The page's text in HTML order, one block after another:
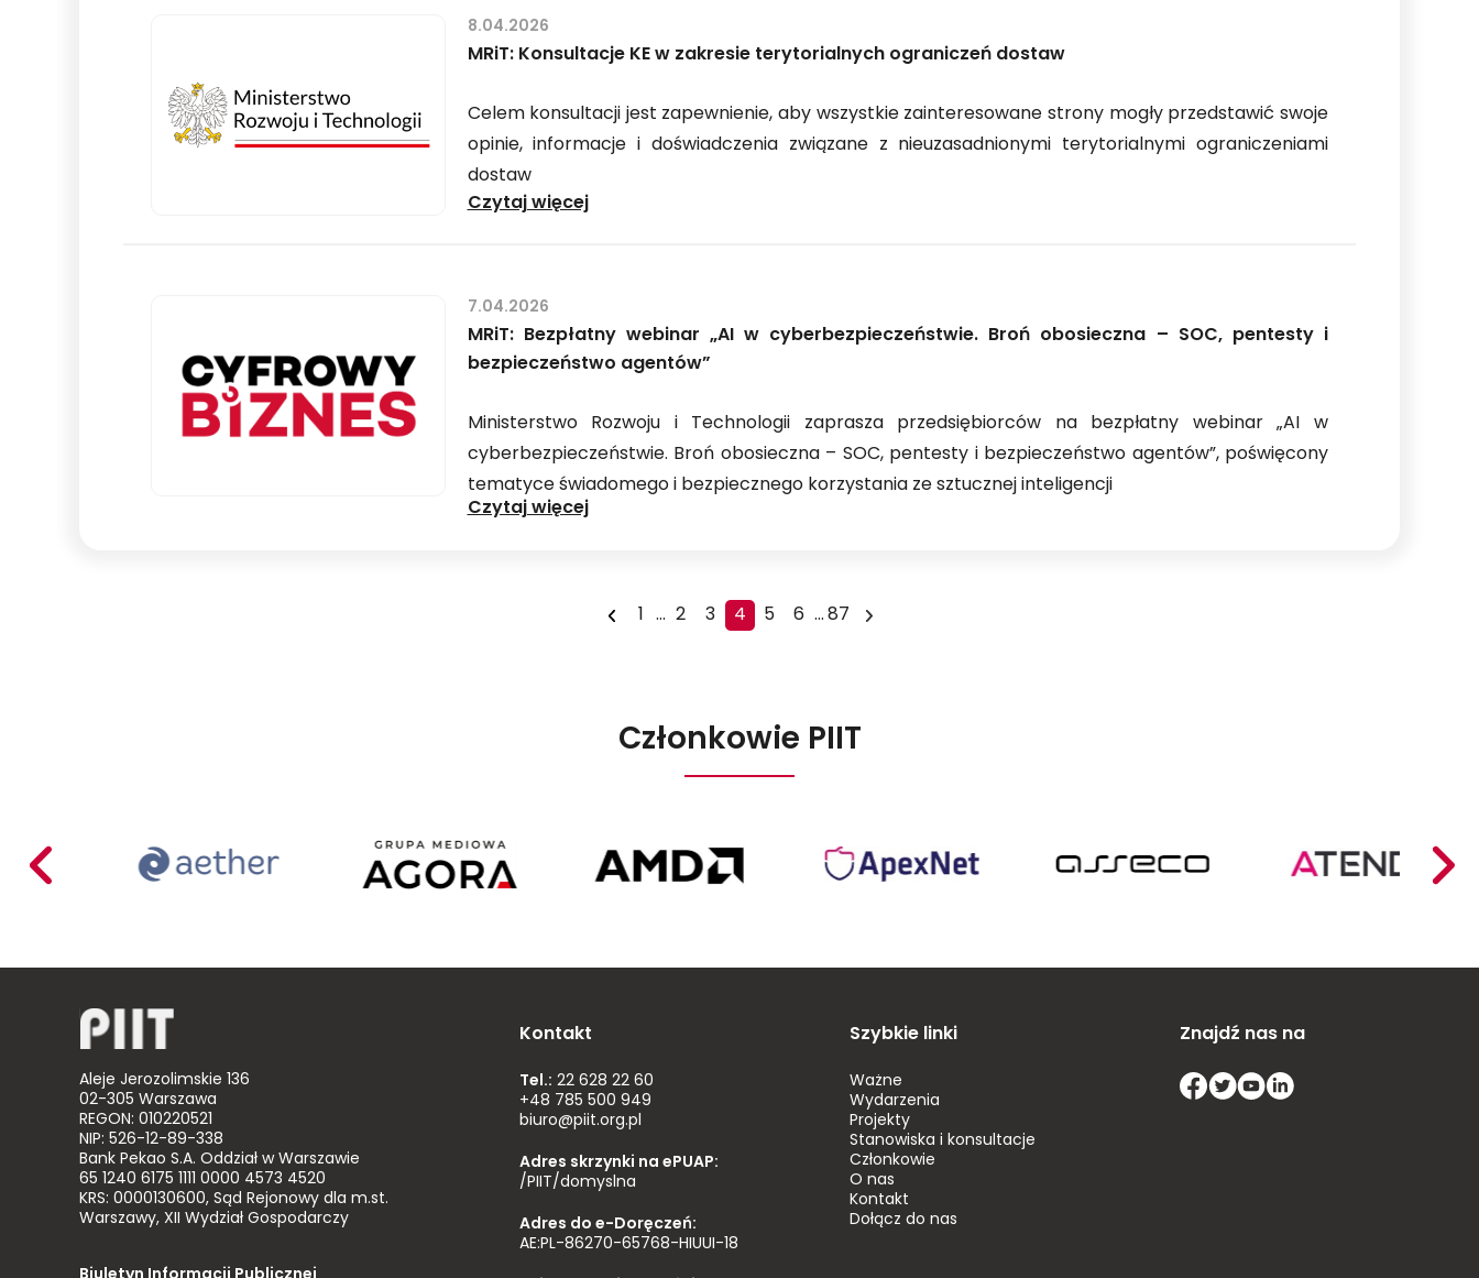
Izby
i
Telekomunikacji
MRiT: Konsultacje KE w zakresie terytorialnych ograniczeń dostaw
Celem konsultacji jest zapewnienie, aby wszystkie zainteresowane strony mogły przedstawić swoje
opinie, informacje i doświadczenia związane z nieuzasadnionymi terytorialnymi ograniczeniami
dostaw
Czytaj więcejMRiT:
zakresie
terytorialnych
dostaw
8.04.2026
MRiT: Bezpłatny webinar „AI w cyberbezpieczeństwie. Broń obosieczna – SOC, pentesty i
bezpieczeństwo agentów”
Ministerstwo Rozwoju i Technologii zaprasza przedsiębiorców na bezpłatny webinar „AI w
cyberbezpieczeństwie. Broń obosieczna – SOC, pentesty i bezpieczeństwo agentów”, poświęcony
tematyce świadomego i bezpiecznego korzystania ze sztucznej inteligencji
Czytaj więcejMRiT:
obosieczna
bezpieczeństwo
7.04.2026
1 ... 2 3 4 5 6 ...87
Członkowie PIIT
Poland
Mariusz
Busiło
Agora
Poland
Aleje Jerozolimskie 136
02-305 Warszawa
REGON: 010220521
NIP: 526-12-89-338
Bank Pekao S.A. Oddział w Warszawie
65 1240 6175 1111 0000 4573 4520
KRS: 0000130600, Sąd Rejonowy dla m.st.
Warszawy, XII Wydział Gospodarczy
Kontakt
Tel.: 22 628 22 60
+48 785 500 949
biuro@piit.org.pl
Adres skrzynki na ePUAP:
/PIIT/domyslna
Adres do e-Doręczeń:
AE:PL-86270-65768-HIUUI-18
Szybkie linki
Ważne
Wydarzenia
Projekty
Stanowiska i konsultacje
Członkowie
O nas
Kontakt
Dołącz do nas
Znajdź nas na